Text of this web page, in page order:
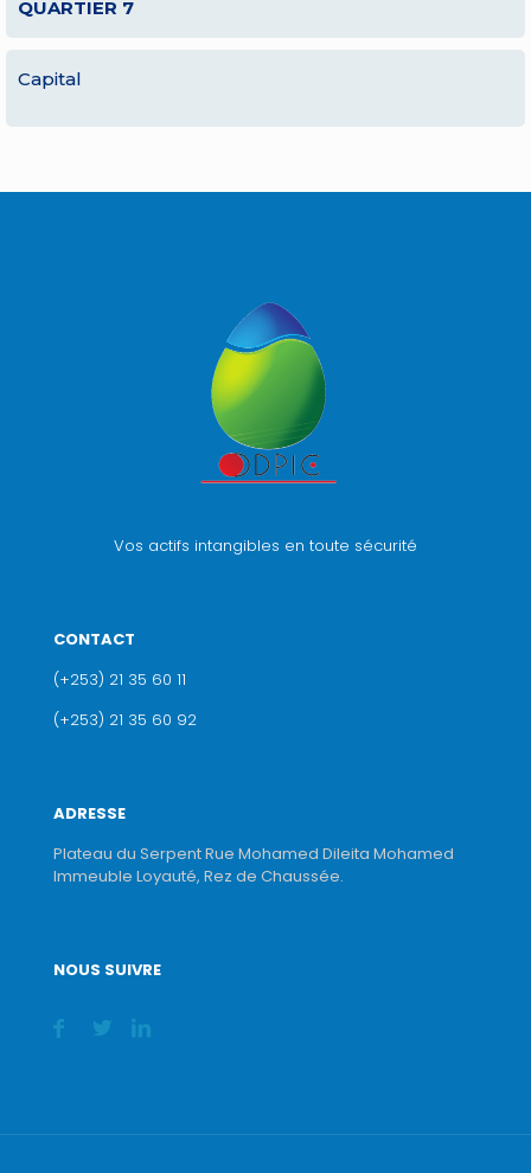
QUARTIER 7
Capital
Vos actifs intangibles en toute sécurité
CONTACT
(+253) 21 35 60 11
(+253) 21 35 60 92
ADRESSE
Plateau du Serpent Rue Mohamed Dileita Mohamed
Immeuble Loyauté, Rez de Chaussée.
NOUS SUIVRE